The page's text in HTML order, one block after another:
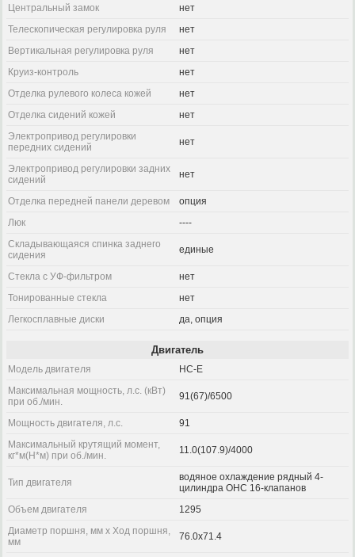
Центральный замок
нет
Телескопическая регулировка руля
нет
Вертикальная регулировка руля
нет
Круиз-контроль
нет
Отделка рулевого колеса кожей
нет
Отделка сидений кожей
нет
Электропривод регулировки
передних сидений
нет
Электропривод регулировки задних
сидений
нет
Отделка передней панели деревом
опция
Люк
----
Складывающаяся спинка заднего
сидения
единые
Стекла с УФ-фильтром
нет
Тонированные стекла
нет
Легкосплавные диски
да, опция
Двигатель
Модель двигателя
HC-E
Максимальная мощность, л.с. (кВт)
при об./мин.
91(67)/6500
Мощность двигателя, л.с.
91
Максимальный крутящий момент,
кг*м(Н*м) при об./мин.
11.0(107.9)/4000
Тип двигателя
водяное охлаждение рядный 4-
цилиндра OHC 16-клапанов
Объем двигателя
1295
Диаметр поршня, мм x Ход поршня,
мм
76.0x71.4